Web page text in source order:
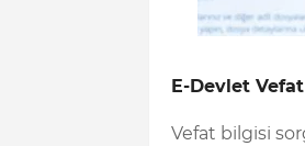
E-Devlet
Vefat bilgisi